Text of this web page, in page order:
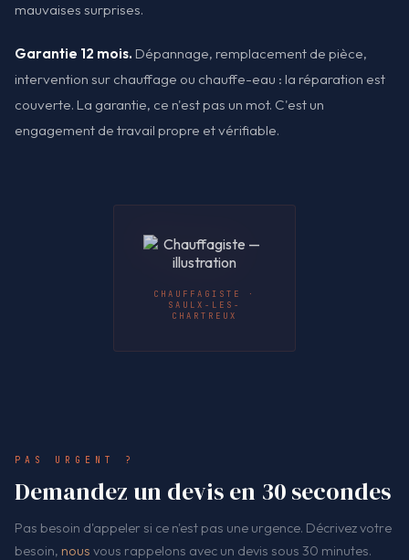
mauvaises surprises.
Garantie 12 mois. Dépannage, remplacement de pièce,
intervention sur chauffage ou chauffe-eau : la réparation est
couverte. La garantie, ce n'est pas un mot. C'est un
engagement de travail propre et vérifiable.
CHAUFFAGISTE ·
SAULX-LES-
CHARTREUX
PAS URGENT ?
Demandez un devis en 30 secondes
Pas besoin d'appeler si ce n'est pas une urgence. Décrivez votre
besoin, nous vous rappelons avec un devis sous 30 minutes.